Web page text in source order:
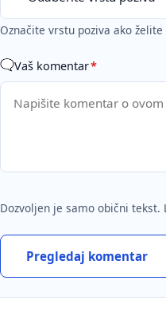
Označite vrstu poziva ako
Vaš komentar*
Dozvoljen je samo obični tekst.
Pregledaj komentar